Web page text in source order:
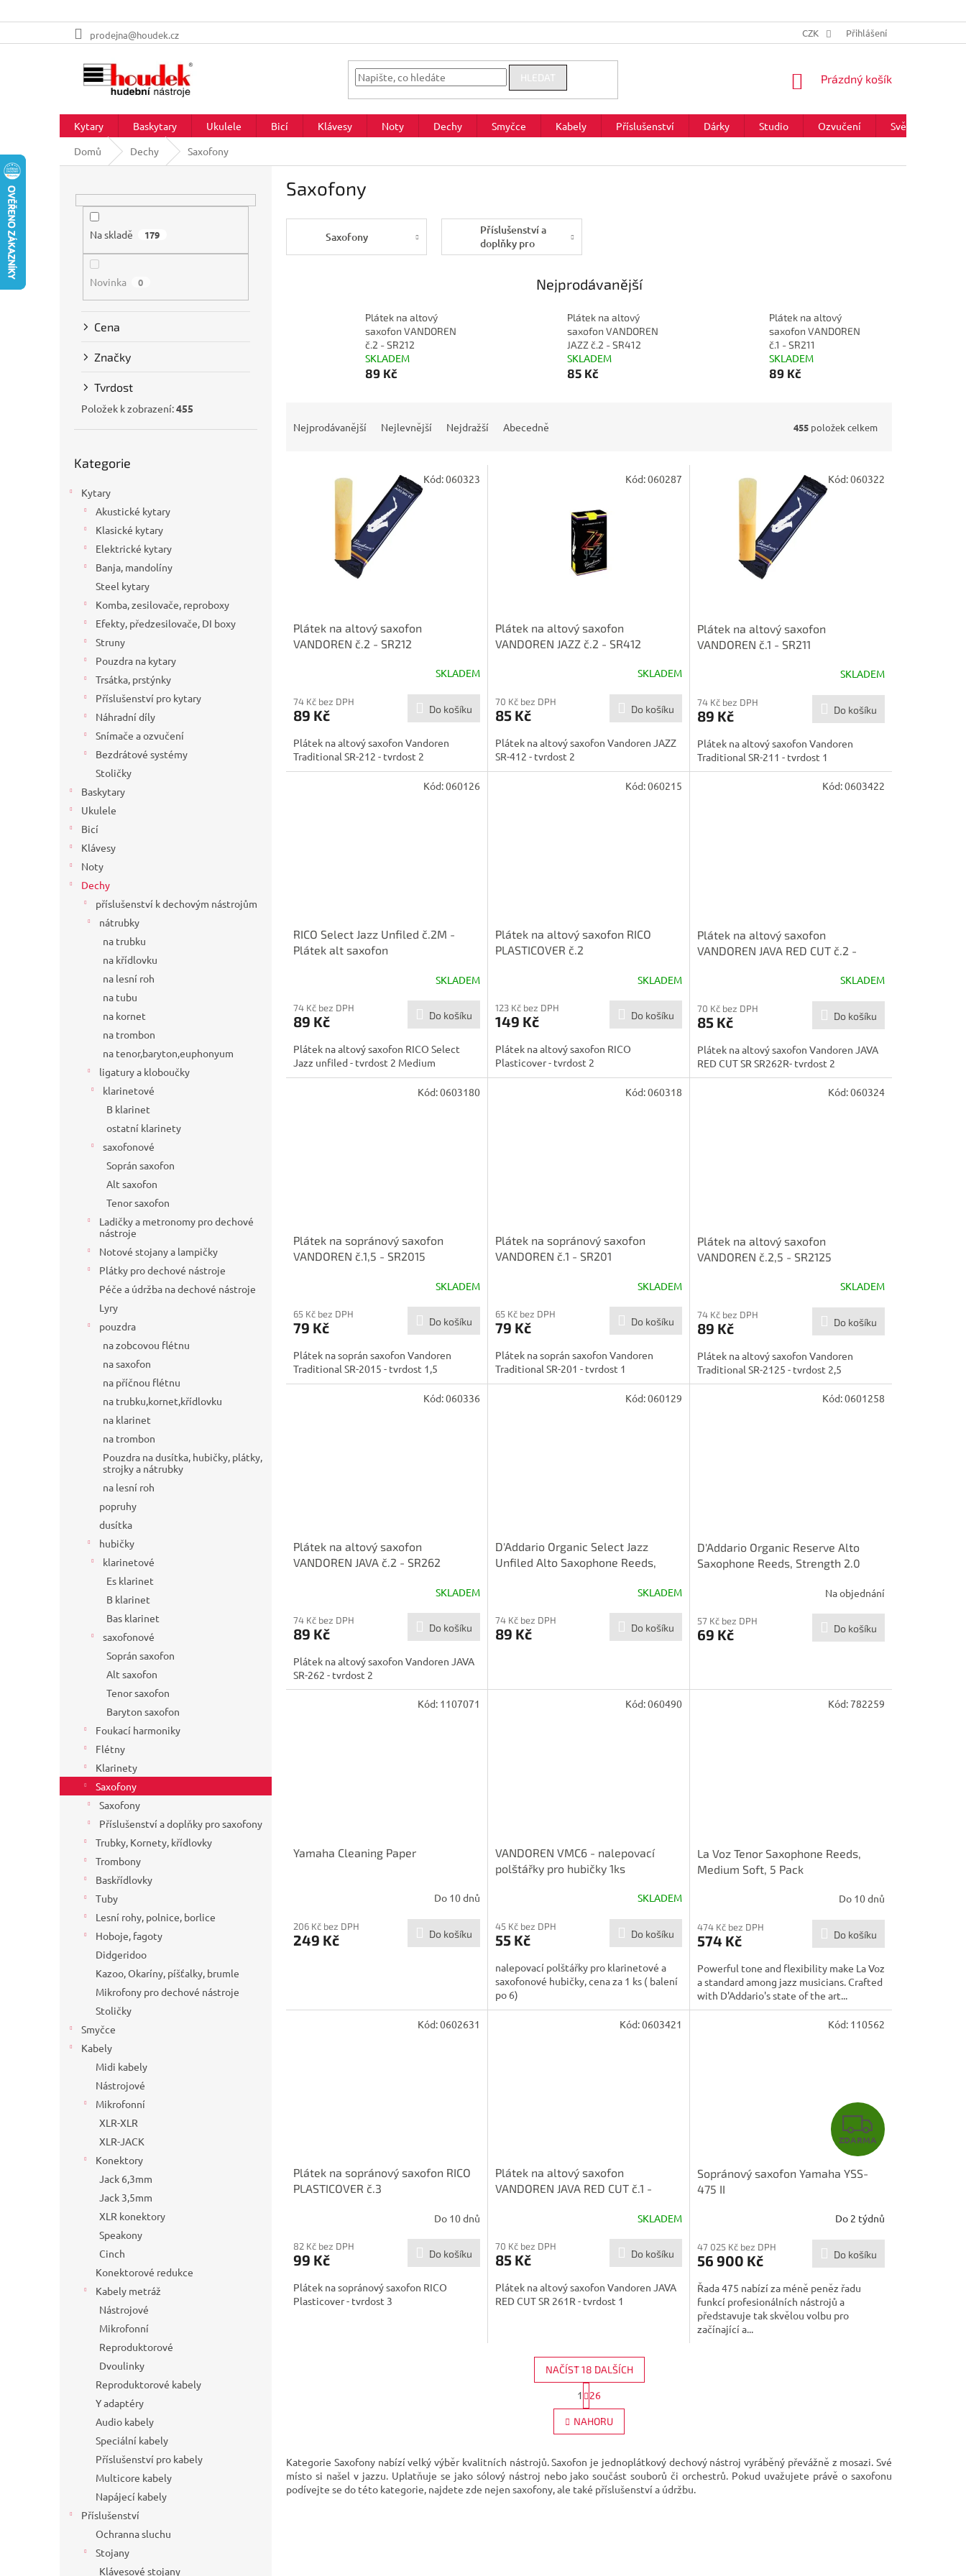
na
prodejna@houdek.cz CZK Přihlášení
HLEDAT
NÁKUPNÍ
Prázdný košík
Kytary Baskytary Ukulele Bicí Klávesy Noty Dechy Smyčce Kabely Příslušenství Dárky Studio Ozvučení Světla
Domů
Dechy Saxofony
Na skladě 179
Novinka 0
Cena
Značky
Tvrdost
Položek k zobrazení:455
kategorie
Kategorie
Kytary
Akustické kytary
Klasické kytary
Elektrické kytary
Banja, mandolíny
Steel kytary
Komba, zesilovače, reproboxy
Efekty, předzesilovače, DI boxy
Struny
Pouzdra na kytary
Trsátka, prstýnky
Příslušenství pro kytary
Náhradní díly
Snímače a ozvučení
Bezdrátové systémy
Stoličky
Baskytary
Ukulele
Bicí
Klávesy
Noty
Dechy
příslušenství k dechovým nástrojům
nátrubky
na trubku
na křídlovku
na lesní roh
na tubu
na kornet
na trombon
na tenor,baryton,euphonyum
ligatury a kloboučky
klarinetové
B klarinet
ostatní klarinety
saxofonové
Soprán saxofon
Alt saxofon
Tenor saxofon
Ladičky a metronomy pro dechové
nástroje
Notové stojany a lampičky
Plátky pro dechové nástroje
Péče a údržba na dechové nástroje
Lyry
pouzdra
na zobcovou flétnu
na saxofon
na příčnou flétnu
na trubku,kornet,křídlovku
na klarinet
na trombon
Pouzdra na dusítka, hubičky, plátky,
strojky a nátrubky
na lesní roh
popruhy
dusítka
hubičky
klarinetové
Es klarinet
B klarinet
Bas klarinet
saxofonové
Soprán saxofon
Alt saxofon
Tenor saxofon
Baryton saxofon
Foukací harmoniky
Flétny
Klarinety
Saxofony
Saxofony
Příslušenství a doplňky pro saxofony
Trubky, Kornety, křídlovky
Trombony
Baskřídlovky
Tuby
Lesní rohy, polnice, borlice
Hoboje, fagoty
Didgeridoo
Kazoo, Okaríny, píšťalky, brumle
Mikrofony pro dechové nástroje
Stoličky
Smyčce
Kabely
Midi kabely
Nástrojové
Mikrofonní
XLR-XLR
XLR-JACK
Konektory
Jack 6,3mm
Jack 3,5mm
XLR konektory
Speakony
Cinch
Konektorové redukce
Kabely metráž
Nástrojové
Mikrofonní
Reproduktorové
Dvoulinky
Reproduktorové kabely
Y adaptéry
Audio kabely
Speciální kabely
Příslušenství pro kabely
Multicore kabely
Napájecí kabely
Příslušenství
Ochranna sluchu
Stojany
Klávesové stojany
Saxofony
Saxofony
Příslušenství a
doplňky pro
saxofony
Nejprodávanější
Plátek na altový
saxofon VANDOREN
č.2 - SR212
SKLADEM
89 Kč
Plátek na altový
saxofon VANDOREN
JAZZ č.2 - SR412
SKLADEM
85 Kč
Plátek na altový
saxofon VANDOREN
č.1 - SR211
SKLADEM
89 Kč
Nejprodávanější Nejlevnější Nejdražší Abecedně 455 položek celkem
Plátek na altový saxofon
VANDOREN č.2 - SR212
SKLADEM
74 Kč bez DPH
89 Kč Do košíku
Plátek na altový saxofon Vandoren
Traditional SR-212 - tvrdost 2
Kód:060323
Plátek na altový saxofon
VANDOREN JAZZ č.2 - SR412
SKLADEM
70 Kč bez DPH
85 Kč Do košíku
Plátek na altový saxofon Vandoren JAZZ
SR-412 - tvrdost 2
Kód:060287
Plátek na altový saxofon
VANDOREN č.1 - SR211
SKLADEM
74 Kč bez DPH
89 Kč Do košíku
Plátek na altový saxofon Vandoren
Traditional SR-211 - tvrdost 1
Kód:060322
RICO Select Jazz Unfiled č.2M -
Plátek alt saxofon
SKLADEM
74 Kč bez DPH
89 Kč Do košíku
Plátek na altový saxofon RICO Select
Jazz unfiled - tvrdost 2 Medium
Kód:060126
Plátek na altový saxofon RICO
PLASTICOVER č.2
SKLADEM
123 Kč bez DPH
149 Kč Do košíku
Plátek na altový saxofon RICO
Plasticover - tvrdost 2
Kód:060215
Plátek na altový saxofon
VANDOREN JAVA RED CUT č.2 -
SKLADEM
70 Kč bez DPH
85 Kč Do košíku
Plátek na altový saxofon Vandoren JAVA
RED CUT SR SR262R- tvrdost 2
Kód:0603422
Plátek na sopránový saxofon
VANDOREN č.1,5 - SR2015
SKLADEM
65 Kč bez DPH
79 Kč Do košíku
Plátek na soprán saxofon Vandoren
Traditional SR-2015 - tvrdost 1,5
Kód:0603180
Plátek na sopránový saxofon
VANDOREN č.1 - SR201
SKLADEM
65 Kč bez DPH
79 Kč Do košíku
Plátek na soprán saxofon Vandoren
Traditional SR-201 - tvrdost 1
Kód:060318
Plátek na altový saxofon
VANDOREN č.2,5 - SR2125
SKLADEM
74 Kč bez DPH
89 Kč Do košíku
Plátek na altový saxofon Vandoren
Traditional SR-2125 - tvrdost 2,5
Kód:060324
Plátek na altový saxofon
VANDOREN JAVA č.2 - SR262
SKLADEM
74 Kč bez DPH
89 Kč Do košíku
Plátek na altový saxofon Vandoren JAVA
SR-262 - tvrdost 2
Kód:060336
D'Addario Organic Select Jazz
Unfiled Alto Saxophone Reeds,
SKLADEM
74 Kč bez DPH
89 Kč Do košíku
Kód:060129
D'Addario Organic Reserve Alto
Saxophone Reeds, Strength 2.0
Na objednání
57 Kč bez DPH
69 Kč Do košíku
Kód:0601258
Yamaha Cleaning Paper
Do 10 dnů
206 Kč bez DPH
249 Kč Do košíku
Kód: 1107071
VANDOREN VMC6 - nalepovací
polštářky pro hubičky 1ks
SKLADEM
45 Kč bez DPH
55 Kč Do košíku
nalepovací polštářky pro klarinetové a
saxofonové hubičky, cena za 1 ks ( balení
po 6)
Kód:060490
La Voz Tenor Saxophone Reeds,
Medium Soft, 5 Pack
Do 10 dnů
474 Kč bez DPH
574 Kč Do košíku
Powerful tone and flexibility make La Voz
a standard among jazz musicians. Crafted
with D'Addario's state of the art...
Kód:782259
Plátek na sopránový saxofon RICO
PLASTICOVER č.3
Do 10 dnů
82 Kč bez DPH
99 Kč Do košíku
Plátek na sopránový saxofon RICO
Plasticover - tvrdost 3
Kód:0602631
Plátek na altový saxofon
VANDOREN JAVA RED CUT č.1 -
SKLADEM
70 Kč bez DPH
85 Kč Do košíku
Plátek na altový saxofon Vandoren JAVA
RED CUT SR 261R - tvrdost 1
Kód:0603421
Z
D
R
M
A
ZDARMA
Sopránový saxofon Yamaha YSS-
475 II
Do 2 týdnů
47 025 Kč bez DPH
56 900 Kč Do košíku
Řada 475 nabízí za méně peněz řadu
funkcí profesionálních nástrojů a
představuje tak skvělou volbu pro
začínající a...
Kód: 110562
O
v
l
d
a
c
í
NAČÍST 18 DALŠÍCH
S
t
r
á
n
o
v
á
n
1 26
NAHORU
Kategorie Saxofony nabízí velký výběr kvalitních nástrojů. Saxofon je jednoplátkový dechový nástroj vyráběný převážně z mosazi. Své
místo si našel v jazzu. Uplatňuje se jako sólový nástroj nebo jako součást souborů či orchestrů. Pokud uvažujete právě o saxofonu
podívejte se do této kategorie, najdete zde nejen saxofony, ale také příslušenství a údržbu.